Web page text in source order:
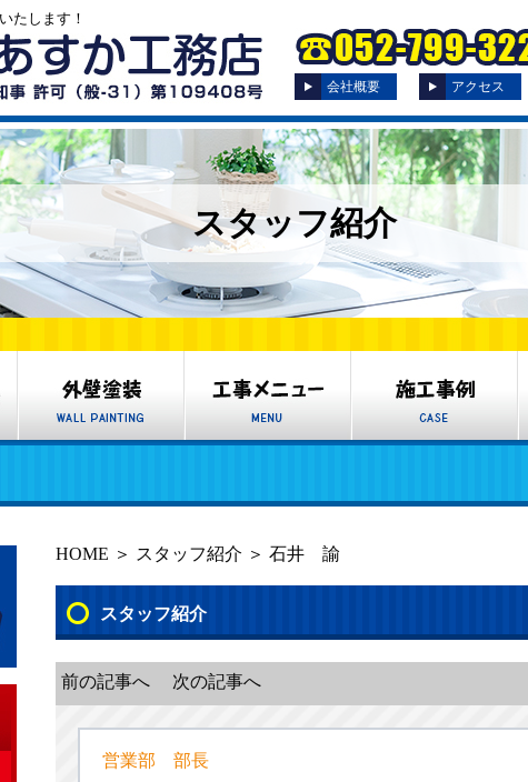
たします！
会社概要 アクセス
スタッフ紹介
HOME ＞ スタッフ紹介 ＞ 石井 諭
スタッフ紹介
前の記事へ 次の記事へ
営業部 部長